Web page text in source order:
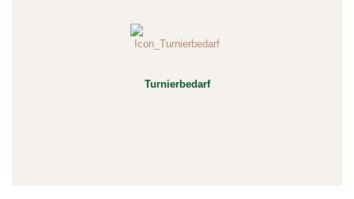
Turnierbedarf